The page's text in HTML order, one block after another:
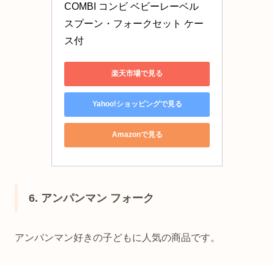
COMBI コンビ ベビーレーベル
スプーン・フォークセット ケー
ス付
楽天市場で見る
Yahoo!ショッピングで見る
Amazonで見る
6. アンパンマン フォーク
アンパンマン好きの子どもに人気の商品です。